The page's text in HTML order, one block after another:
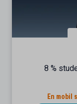
8 %
En mobil